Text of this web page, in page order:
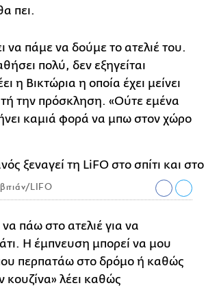
πει.
να πάμε να δούμε το ατελιέ του.
πολύ, δεν εξηγείται
η Βικτώρια η οποία έχει μείνει
την πρόσκληση. «Ούτε εμένα
καμιά φορά να μπω στον χώρο
LIFO
να πάω στο ατελιέ για να
Η έμπνευση μπορεί να μου
περπατάω στο δρόμο ή καθώς
κουζίνα» λέει καθώς